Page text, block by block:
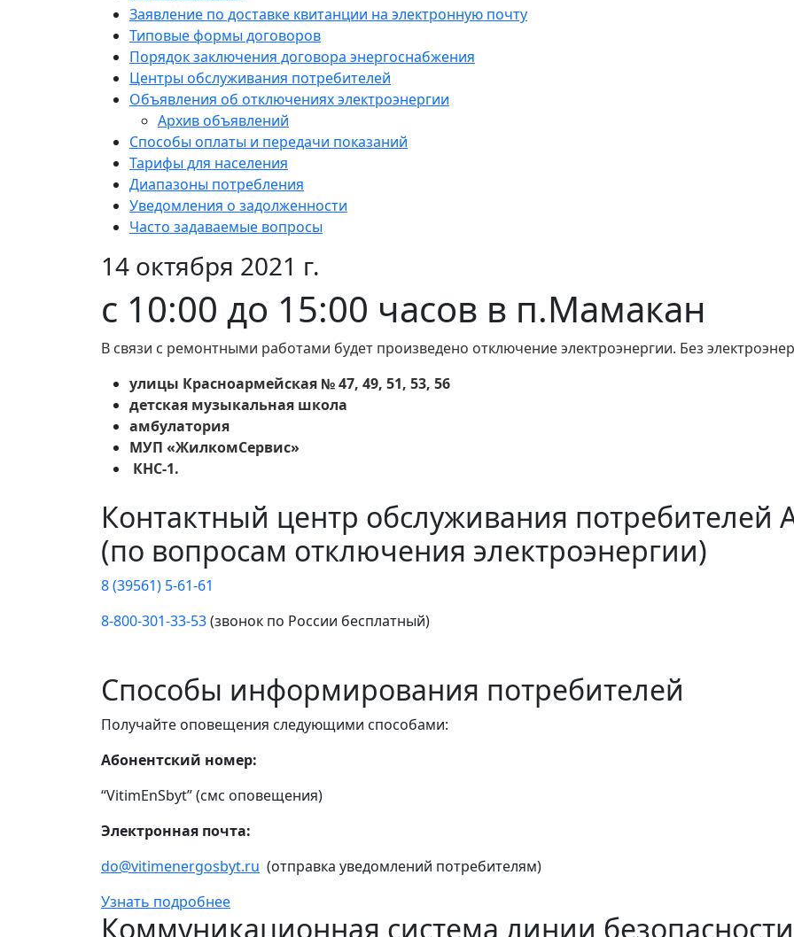
Заявление по доставке квитанции на электронную почту
Типовые формы договоров
Порядок заключения договора энергоснабжения
Центры обслуживания потребителей
Объявления об отключениях электроэнергии
Архив объявлений
Способы оплаты и передачи показаний
Тарифы для населения
Диапазоны потребления
Уведомления о задолженности
Часто задаваемые вопросы
14 октября 2021 г.
с 10:00 до 15:00 часов в п.Мамакан
В связи с ремонтными работами будет произведено отключение электроэнергии. Без
улицы Красноармейская № 47, 49, 51, 53, 56
детская музыкальная школа
амбулатория
МУП «ЖилкомСервис»
КНС-1.
Контактный центр обслуживания потребителей
(по вопросам отключения электроэнергии)
8 (39561) 5-61-61
8-800-301-33-53(звонок по России бесплатный)
Способы информирования потребителей
Получайте оповещения следующими способами:
Абонентский номер:
“VitimEnSbyt” (смс оповещения)
Электронная почта:
do@vitimenergosbyt.ru (отправка уведомлений потребителям)
Узнать подробнее
Коммуникационная система линии безопасности